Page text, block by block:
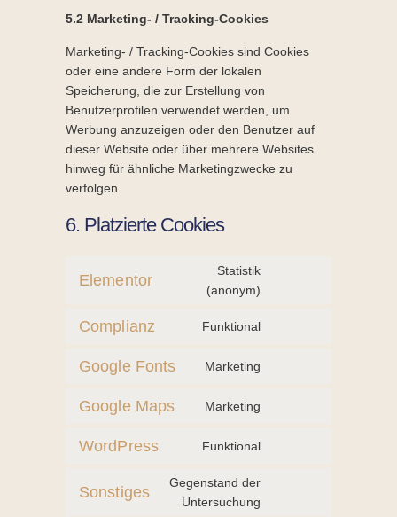
5.2 Marketing- / Tracking-Cookies
Marketing- / Tracking-Cookies sind Cookies
oder eine andere Form der lokalen
Speicherung, die zur Erstellung von
Benutzerprofilen verwendet werden, um
Werbung anzuzeigen oder den Benutzer auf
dieser Website oder über mehrere Websites
hinweg für ähnliche Marketingzwecke zu
verfolgen.
6. Platzierte Cookies
Elementor
Statistik
(anonym)
Complianz Funktional
Google Fonts Marketing
Google Maps Marketing
WordPress Funktional
Sonstiges
Gegenstand der
Untersuchung